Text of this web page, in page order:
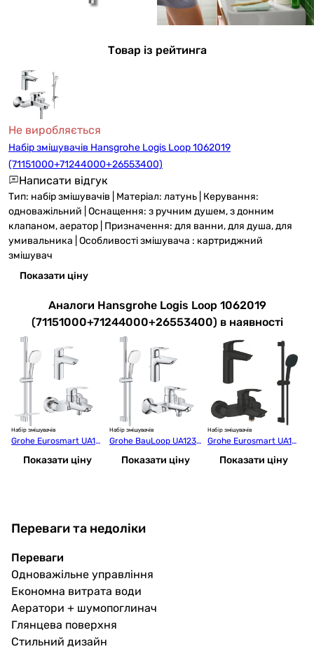
Товар із рейтинга
Не виробляється
Набір змішувачів Hansgrohe Logis Loop 1062019
(71151000+71244000+26553400)
Написати відгук
Тип: набір змішувачів | Матеріал: латунь | Керування:
одноважільний | Оснащення: з ручним душем, з донним
клапаном, аератор | Призначення: для ванни, для душа, для
умивальника | Особливості змішувача : картриджний
змішувач
Показати ціну
Аналоги Hansgrohe Logis Loop 1062019
(71151000+71244000+26553400) в наявності
Набір змішувачів
Grohe Eurosmart UA12
Показати ціну
Набір змішувачів
Grohe BauLoop UA1232
Показати ціну
Набір змішувачів
Grohe Eurosmart UA12
Показати ціну
Переваги та недоліки
Переваги
Одноважільне управління
Економна витрата води
Аератори + шумопоглинач
Глянцева поверхня
Стильний дизайн